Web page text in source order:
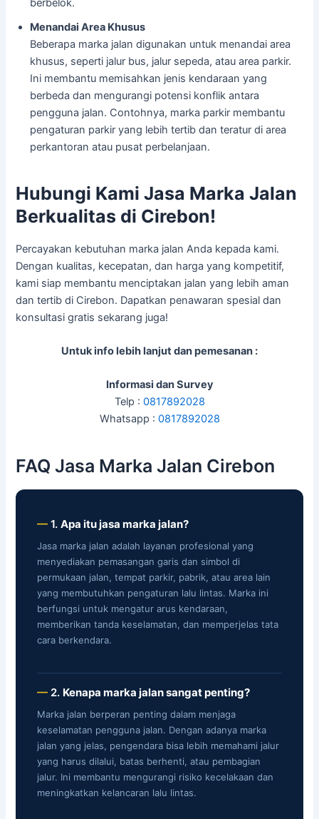
Menandai Area Khusus
Beberapa marka jalan digunakan untuk menandai area
khusus, seperti jalur bus, jalur sepeda, atau area parkir.
Ini membantu memisahkan jenis kendaraan yang
berbeda dan mengurangi potensi konflik antara
pengguna jalan. Contohnya, marka parkir membantu
pengaturan parkir yang lebih tertib dan teratur di area
perkantoran atau pusat perbelanjaan.
Hubungi Kami Jasa Marka Jalan
Berkualitas di Cirebon!
Percayakan kebutuhan marka jalan Anda kepada kami.
Dengan kualitas, kecepatan, dan harga yang kompetitif,
kami siap membantu menciptakan jalan yang lebih aman
dan tertib di Cirebon. Dapatkan penawaran spesial dan
konsultasi gratis sekarang juga!
Untuk info lebih lanjut dan pemesanan :
Informasi dan Survey
Telp : 0817892028
Whatsapp : 0817892028
FAQ Jasa Marka Jalan Cirebon
1. Apa itu jasa marka jalan?
Jasa marka jalan adalah layanan profesional yang
menyediakan pemasangan garis dan simbol di
permukaan jalan, tempat parkir, pabrik, atau area lain
yang membutuhkan pengaturan lalu lintas. Marka ini
berfungsi untuk mengatur arus kendaraan,
memberikan tanda keselamatan, dan memperjelas tata
cara berkendara.
2. Kenapa marka jalan sangat penting?
Marka jalan berperan penting dalam menjaga
keselamatan pengguna jalan. Dengan adanya marka
jalan yang jelas, pengendara bisa lebih memahami jalur
yang harus dilalui, batas berhenti, atau pembagian
jalur. Ini membantu mengurangi risiko kecelakaan dan
meningkatkan kelancaran lalu lintas.